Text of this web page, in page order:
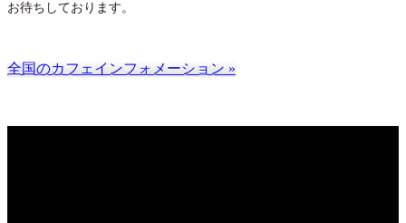
お待ちしております。
全国のカフェインフォメーション »